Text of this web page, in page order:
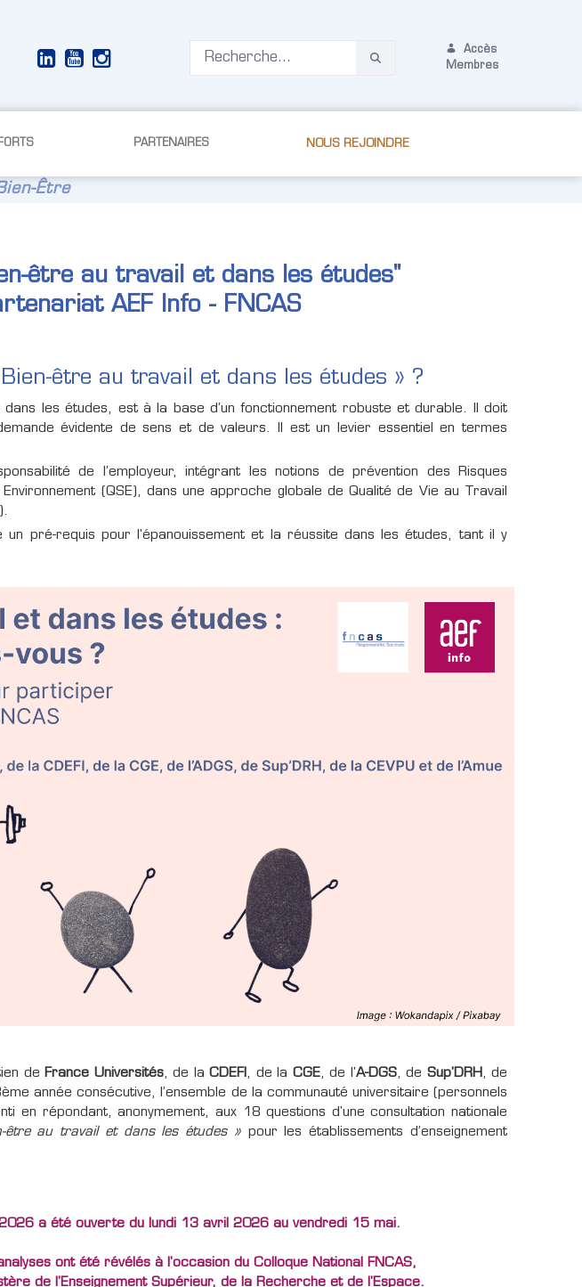
Accès
Membres
PARTENAIRES NOUS REJOINDRE
Être
être au travail et dans les études"
AEF Info - FNCAS
être au travail et dans les études » ?
les études, est à la base d’un fonctionnement robuste et durable. Il doit
évidente de sens et de valeurs. Il est un levier essentiel en termes
de l’employeur, intégrant les notions de prévention des Risques
(QSE), dans une approche globale de Qualité de Vie au Travail
pré-requis pour l'épanouissement et la réussite dans les études, tant il y
de France Universités, de la CDEFI, de la CGE, de l'A-DGS, de Sup'DRH, de
année consécutive, l’ensemble de la communauté universitaire (personnels
en répondant, anonymement, aux 18 questions d'une consultation nationale
être au travail et dans les études »pour les établissements d’enseignement
a été ouverte du lundi 13 avril 2026 au vendredi 15 mai.
ont été révélés à l'occasion du Colloque National FNCAS,
de l'Enseignement Supérieur, de la Recherche et de l'Espace.